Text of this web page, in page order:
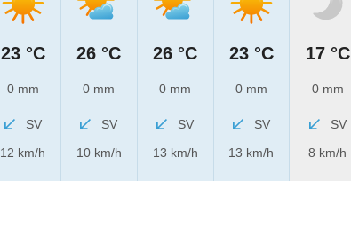
23 °C
0 mm
SV
12 km/h
26 °C
0 mm
SV
10 km/h
26 °C
0 mm
SV
13 km/h
23 °C
0 mm
SV
13 km/h
17 °C
0 mm
SV
8 km/h